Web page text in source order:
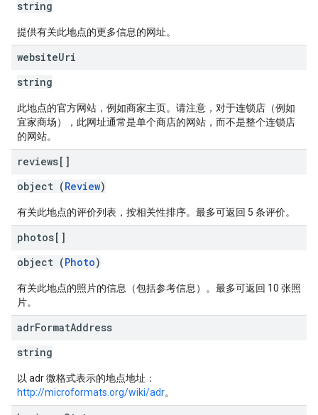
string
提供有关此地点的更多信息的网址。
websiteUri
string
此地点的官方网站，例如商家主页。请注意，对于连锁店（例如
宜家商场），此网址通常是单个商店的网站，而不是整个连锁店
的网站。
reviews[]
object (Review)
有关此地点的评价列表，按相关性排序。最多可返回 5 条评价。
photos[]
object (Photo)
有关此地点的照片的信息（包括参考信息）。最多可返回 10 张照
片。
adrFormatAddress
string
以 adr 微格式表示的地点地址：
http://microformats.org/wiki/adr。